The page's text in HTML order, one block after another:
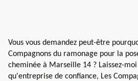
Vous vous demandez peut-être
Compagnons du ramonage pour la
cheminée à Marseille 14 ? Laissez-
qu'entreprise de confiance, Les